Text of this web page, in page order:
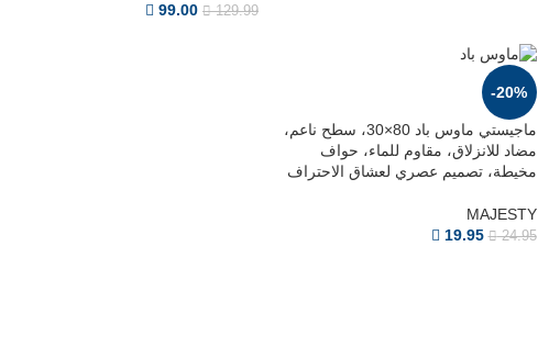
129.99
99.00
-20%
ماجيستي ماوس باد 80×30، سطح ناعم،
مضاد للانزلاق، مقاوم للماء، حواف
مخيطة، تصميم عصري لعشاق الاحتراف
MAJESTY
24.95
19.95